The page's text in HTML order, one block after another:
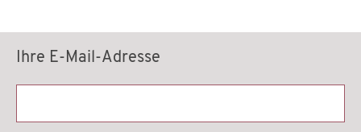
Ihre E-Mail-Adresse